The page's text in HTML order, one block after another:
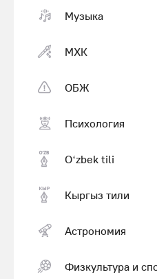
Музыка
МХК
ОБЖ
Психология
Оʻzbek tili
Кыргыз тили
Астрономия
Физкультура и